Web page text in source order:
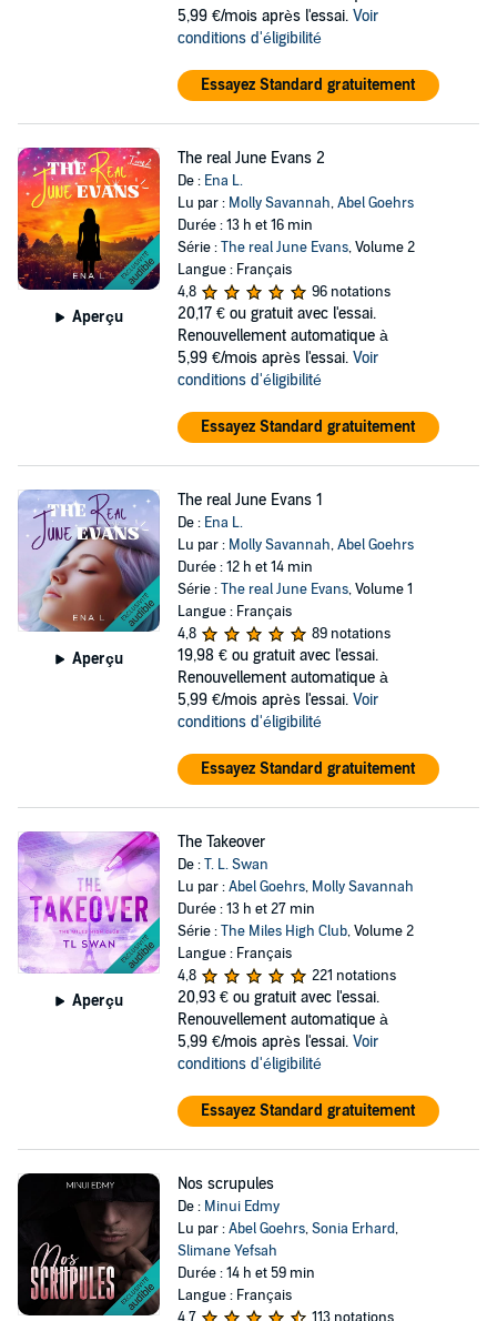
5,99 €/mois après l'essai. Voir
conditions d'éligibilité
Essayez Standard gratuitement
Aperçu
The real June Evans 2
De : Ena L.
Lu par : Molly Savannah,Abel Goehrs
Durée : 13 h et 16 min
Série :The real June Evans, Volume 2
Langue : Français
4,8
96 notations
20,17 € ou gratuit avec l'essai.
Renouvellement automatique à
5,99 €/mois après l'essai. Voir
conditions d'éligibilité
Essayez Standard gratuitement
Aperçu
The real June Evans 1
De : Ena L.
Lu par : Molly Savannah,Abel Goehrs
Durée : 12 h et 14 min
Série :The real June Evans, Volume 1
Langue : Français
4,8
89 notations
19,98 € ou gratuit avec l'essai.
Renouvellement automatique à
5,99 €/mois après l'essai. Voir
conditions d'éligibilité
Essayez Standard gratuitement
Aperçu
The Takeover
De :T. L. Swan
Lu par :Abel Goehrs, Molly Savannah
Durée : 13 h et 27 min
Série :The Miles High Club, Volume 2
Langue : Français
4,8
221 notations
20,93 € ou gratuit avec l'essai.
Renouvellement automatique à
5,99 €/mois après l'essai. Voir
conditions d'éligibilité
Essayez Standard gratuitement
Nos scrupules
De : Minui Edmy
Lu par :Abel Goehrs,Sonia Erhard,
Slimane Yefsah
Durée : 14 h et 59 min
Langue : Français